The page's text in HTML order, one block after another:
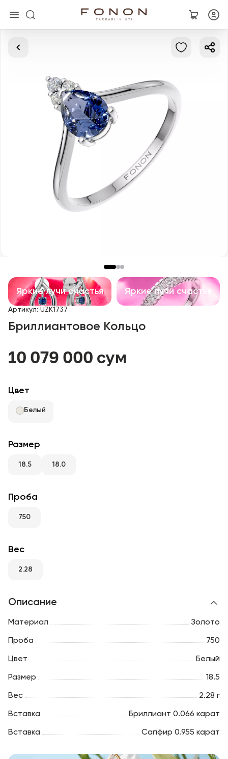
Главная
Коллекции
Аксессуары
Все
RU
Яркие лучи счастья Яркие лучи счастья
Артикул: UZK1737
Бриллиантовое Кольцо
10 079 000 сум
Цвет
Белый
Размер
18.5 18.0
Проба
750
Вес
2.28
Описание
Материал Золото
Проба 750
Цвет Белый
Размер 18.5
Вес 2.28 г
Вставка Бриллиант 0.066 карат
Вставка Сапфир 0.955 карат